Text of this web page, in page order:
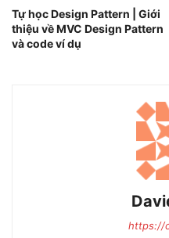
Tự học Design Pattern | Giới
thiệu về MVC Design Pattern
và code ví dụ
https://